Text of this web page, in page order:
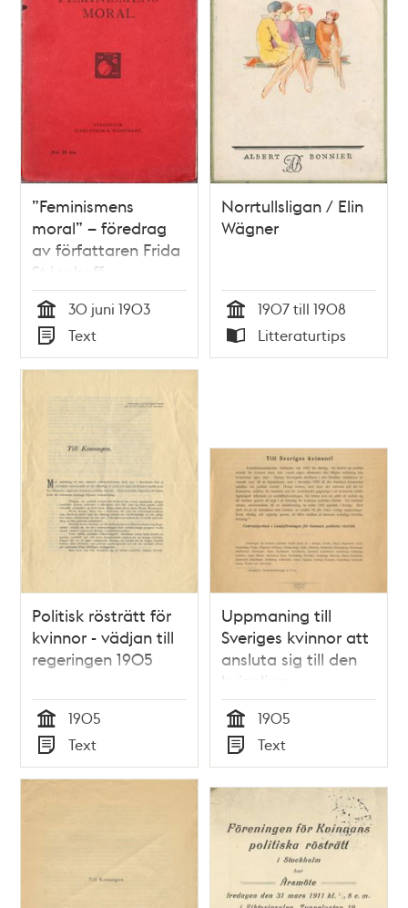
”Feminismens
moral” – föredrag
av författaren Frida
Stéenhoff
Tid
30 juni 1903
Typ
Text
Norrtullsligan / Elin
Wägner
Tid
1907 till 1908
Typ
Litteraturtips
Politisk rösträtt för
kvinnor - vädjan till
regeringen 1905
Tid
1905
Typ
Text
Uppmaning till
Sveriges kvinnor att
ansluta sig till den
kvinnliga
rösträttsrörelsen -
1905
Tid
1905
Typ
Text